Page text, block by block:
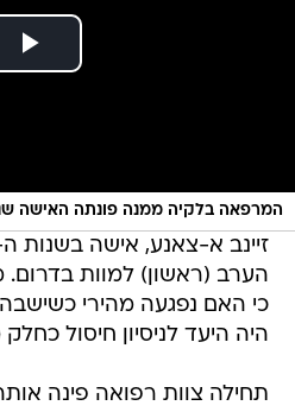
המרפאה בלקיה ממנה פונתה האישה
הערב (ראשון) למוות בדרום.
כי האם נפגעה מהירי
היה היעד לניסיון חיסול
תחילה צוות רפואה פינה